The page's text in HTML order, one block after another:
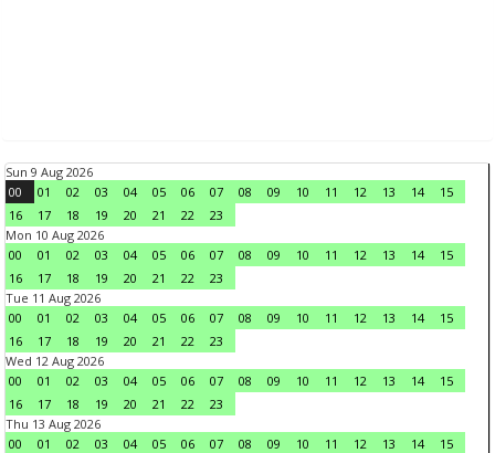
Sun 9 Aug 2026
00
01 02 03 04 05 06 07 08 09 10 11 12 13 14
15
16
17 18 19 20 21 22
23
Mon 10 Aug 2026
00
01 02 03 04 05 06 07 08 09 10 11 12 13 14
15
16
17 18 19 20 21 22
23
Tue 11 Aug 2026
00
01 02 03 04 05 06 07 08 09 10 11 12 13 14
15
16
17 18 19 20 21 22
23
Wed 12 Aug 2026
00
01 02 03 04 05 06 07 08 09 10 11 12 13 14
15
16
17 18 19 20 21 22
23
Thu 13 Aug 2026
00
01 02 03 04 05 06 07 08 09 10 11 12 13 14
15